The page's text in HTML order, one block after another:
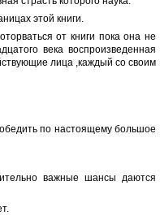
этой книги.
от книги пока она не
века воспроизведенная
лица ,каждый со своим
по настоящему большое
важные шансы даются